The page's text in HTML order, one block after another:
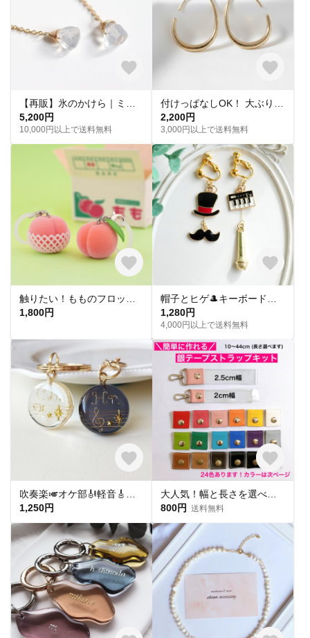
5,200円
10,000円以上で送料無料
2,200円
3,000円以上で送料無料
1,800円
1,280円
4,000円以上で送料無料
1,250円
800円 送料無料